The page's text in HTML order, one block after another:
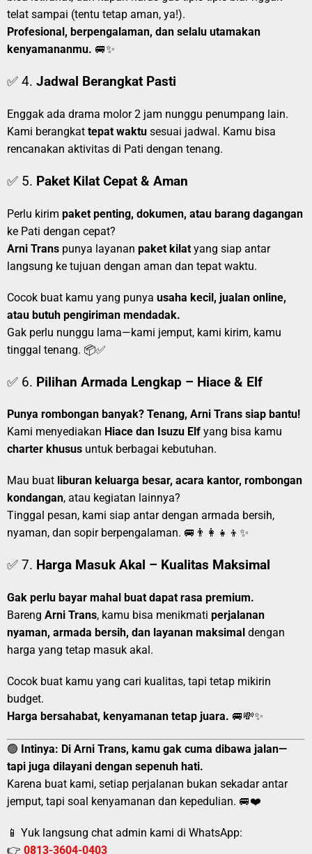
telat sampai (tentu tetap aman, ya!).
Profesional, berpengalaman, dan selalu utamakan
kenyamananmu. 🚐✨
✅ 4. Jadwal Berangkat Pasti
Enggak ada drama molor 2 jam nunggu penumpang lain.
Kami berangkat tepat waktu sesuai jadwal. Kamu bisa
rencanakan aktivitas di Pati dengan tenang.
✅ 5. Paket Kilat Cepat & Aman
Perlu kirim paket penting, dokumen, atau barang dagangan
ke Pati dengan cepat?
Arni Trans punya layanan paket kilat yang siap antar
langsung ke tujuan dengan aman dan tepat waktu.
Cocok buat kamu yang punya usaha kecil, jualan online,
atau butuh pengiriman mendadak.
Gak perlu nunggu lama—kami jemput, kami kirim, kamu
tinggal tenang. 📦✅
✅ 6. Pilihan Armada Lengkap – Hiace & Elf
Punya rombongan banyak? Tenang, Arni Trans siap bantu!
Kami menyediakan Hiace dan Isuzu Elf yang bisa kamu
charter khusus untuk berbagai kebutuhan.
Mau buat liburan keluarga besar, acara kantor, rombongan
kondangan, atau kegiatan lainnya?
Tinggal pesan, kami siap antar dengan armada bersih,
nyaman, dan sopir berpengalaman. 🚐👨‍👩‍👧‍👦✨
✅ 7. Harga Masuk Akal – Kualitas Maksimal
Gak perlu bayar mahal buat dapat rasa premium.
Bareng Arni Trans, kamu bisa menikmati perjalanan
nyaman, armada bersih, dan layanan maksimal dengan
harga yang tetap masuk akal.
Cocok buat kamu yang cari kualitas, tapi tetap mikirin
budget.
Harga bersahabat, kenyamanan tetap juara. 🚐💸✨
🟢 Intinya: Di Arni Trans, kamu gak cuma dibawa jalan—
tapi juga dilayani dengan sepenuh hati.
Karena buat kami, setiap perjalanan bukan sekadar antar
jemput, tapi soal kenyamanan dan kepedulian. 🚐❤️
📱 Yuk langsung chat admin kami di WhatsApp:
👉 0813-3604-0403